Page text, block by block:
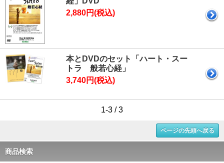
2,880円(税込)
本とDVDのセット「ハート・スー
トラ 般若心経」
3,740円(税込)
1-3 / 3
ページの先頭へ戻る
商品検索